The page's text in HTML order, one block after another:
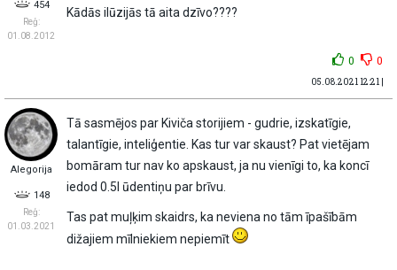
454
Reģ:
01.08.2012
Kādās ilūzijās tā aita dzīvo????
0 0
05.08.2021 12:21 |
Alegorija
148
Reģ:
01.03.2021
Tā sasmējos par Kiviča storijiem - gudrie, izskatīgie,
talantīgie, inteliģentie. Kas tur var skaust? Pat vietējam
bomāram tur nav ko apskaust, ja nu vienīgi to, ka koncī
iedod 0.5l ūdentiņu par brīvu.
Tas pat muļķim skaidrs, ka neviena no tām īpašībām
dižajiem mīlniekiem nepiemīt